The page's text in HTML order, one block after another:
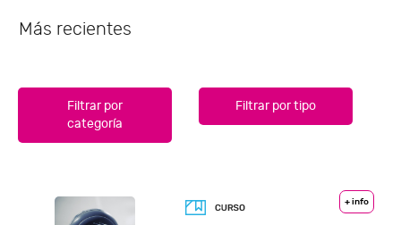
Más recientes
Filtrar por
categoría
Filtrar por tipo
+ info